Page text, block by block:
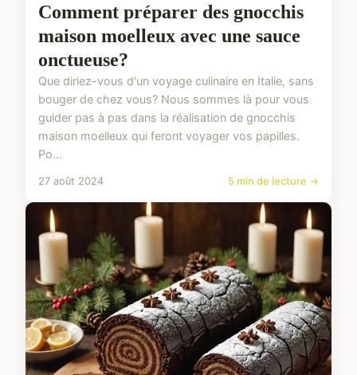
Comment préparer des gnocchis
maison moelleux avec une sauce
onctueuse?
Que diriez-vous d'un voyage culinaire en Italie, sans
bouger de chez vous? Nous sommes là pour vous
guider pas à pas dans la réalisation de gnocchis
maison moelleux qui feront voyager vos papilles.
Po...
27 août 2024 5 min de lecture →